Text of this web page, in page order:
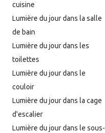
cuisine
Lumière du jour dans la salle
de bain
Lumière du jour dans les
toilettes
Lumière du jour dans le
couloir
Lumière du jour dans la cage
d'escalier
Lumière du jour dans le sous-